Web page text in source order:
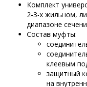
Комплект
2-3-х жильном,
диапазоне
Состав муфты:
клеевым
защитный
на